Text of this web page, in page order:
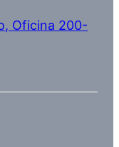
Oficina 200-